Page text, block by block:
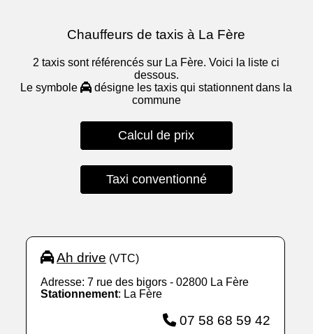
Chauffeurs de taxis à La Fère
2 taxis sont référencés sur La Fère. Voici la liste ci
dessous.
Le symbole
désigne les taxis qui stationnent dans la
commune
Calcul de prix
Taxi conventionné
Ah drive (VTC)
Adresse: 7 rue des bigors - 02800 La Fère
Stationnement: La Fère
07 58 68 59 42